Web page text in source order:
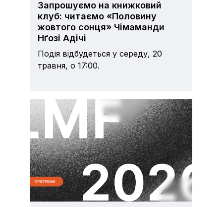
Запрошуємо на книжковий
клуб: читаємо «Половину
жовтого сонця» Чімаманди
Нґозі Адічі
Подія відбудеться у середу, 20
травня, о 17:00.